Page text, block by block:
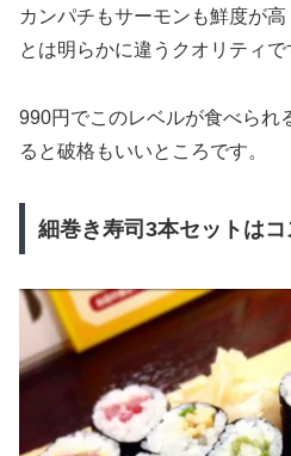
カンパチもサーモンも鮮度が
とは明らかに違うクオリティで
990円でこのレベルが食べられ
ると破格もいいところです。
細巻き寿司3本セットは